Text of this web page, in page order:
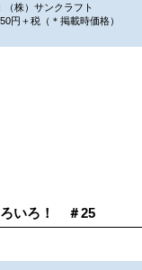
株）サンクラフト
円＋税（＊掲載時価格）
いろ！ ＃25